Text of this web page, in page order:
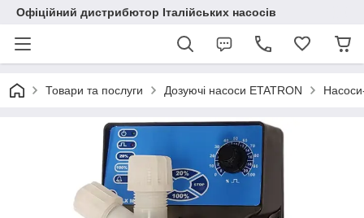
Офіційний дистрибютор Італійських насосів
Товари та послуги Дозуючі насоси ETATRON